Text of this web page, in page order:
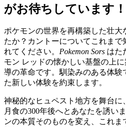
がお待ちしています！
ポケモンの世界を再構築した壮大
たか？カントーについてこれま
れてください。 Pokemon Sors はた
モン レッドの懐かしい基盤の上
導の革命です。馴染みのある体験
た新しい体験を約束します。
神秘的なヒュペスト地方を舞台に、
月食の300年後へとあなたを誘い
ンの本質そのものを変え、これ